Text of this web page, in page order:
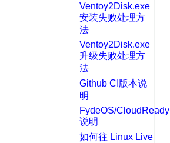
Ventoy2Disk.exe
安装失败处理方
法
Ventoy2Disk.exe
升级失败处理方
法
Github CI版本说
明
FydeOS/CloudReady
说明
如何往 Linux Live